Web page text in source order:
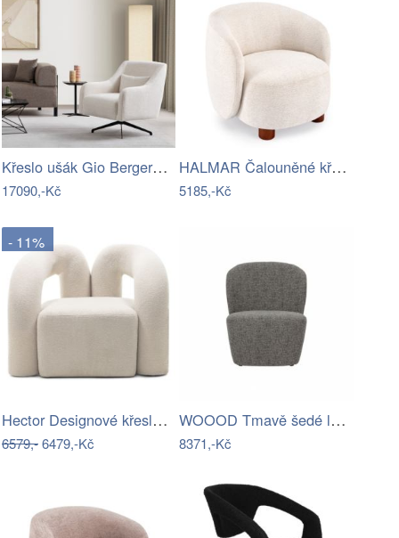
Křeslo ušák Gio Bergere - White
17090,-Kč
HALMAR Čalouněné křeslo BAKER krémové
5185,-Kč
- 11%
Hector Designové křeslo Merry bouclé…
6579,-6479,-Kč
WOOOD Tmavě šedé látkové křeslo Raffael
8371,-Kč